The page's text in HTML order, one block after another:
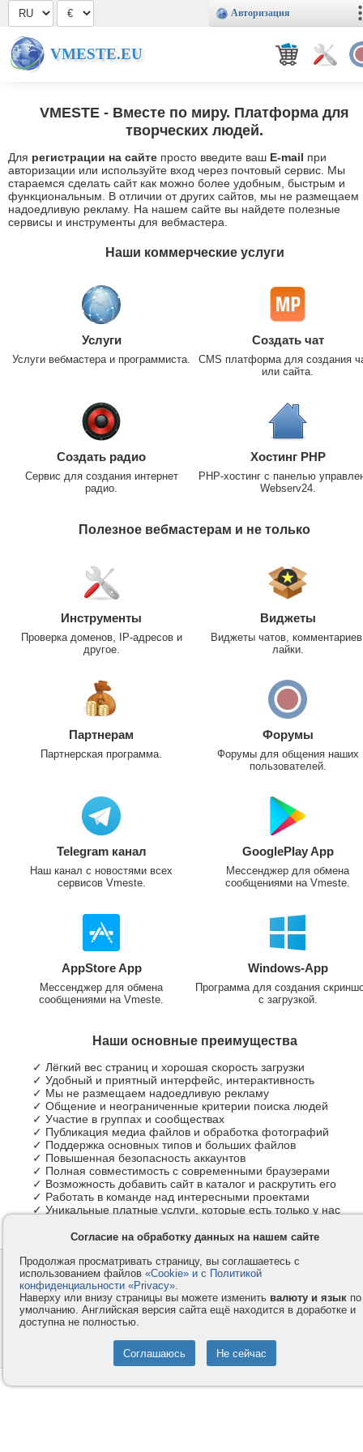
Авторизация
VMESTE.EU
VMESTE - Вместе по миру. Платформа для
творческих людей.
Для регистрации на сайте просто введите ваш E-mail при
авторизации или используйте вход через почтовый сервис. Мы
стараемся сделать сайт как можно более удобным, быстрым и
функциональным. В отличии от других сайтов, мы не размещаем
надоедливую рекламу. На нашем сайте вы найдете полезные
сервисы и инструменты для вебмастера.
Наши коммерческие услуги
Услуги
Услуги вебмастера и программиста.
Создать чат
CMS платформа для создания
или сайта.
Создать радио
Сервис для создания интернет
радио.
Хостинг PHP
PHP-хостинг с панелью
Webserv24.
Полезное вебмастерам и не только
Инструменты
Проверка доменов, IP-адресов и
другое.
Виджеты
Виджеты чатов,
лайки.
Партнерам
Партнерская программа.
Форумы
Форумы для общения наших
пользователей.
Telegram канал
Наш канал с новостями всех
сервисов Vmeste.
GooglePlay App
Мессенджер для обмена
сообщениями на Vmeste.
AppStore App
Мессенджер для обмена
сообщениями на Vmeste.
Windows-App
Программа для создания
с загрузкой.
Наши основные преимущества
✓ Лёгкий вес страниц и хорошая скорость загрузки
✓ Удобный и приятный интерфейс, интерактивность
✓ Мы не размещаем надоедливую рекламу
✓ Общение и неограниченные критерии поиска людей
✓ Участие в группах и сообществах
✓ Публикация медиа файлов и обработка фотографий
✓ Поддержка основных типов и больших файлов
✓ Повышенная безопасность аккаунтов
✓ Полная совместимость с современными браузерами
✓ Возможность добавить сайт в каталог и раскрутить его
✓ Работать в команде над интересными проектами
✓ Уникальные платные услуги, которые есть только у нас
Контакты
Компания
Privacy и Cookie
Услуги
Как оплатить
Помощь
© 2008-2026
- Все права защищены.
Согласие на обработку данных на нашем сайте
Продолжая просматривать страницу, вы соглашаетесь с
использованием файлов «Cookie» и с Политикой
конфиденциальности «Privacy».
Наверху или внизу страницы вы можете изменить валюту и язык по
умолчанию. Английская версия сайта ещё находится в доработке и
доступна не полностью.